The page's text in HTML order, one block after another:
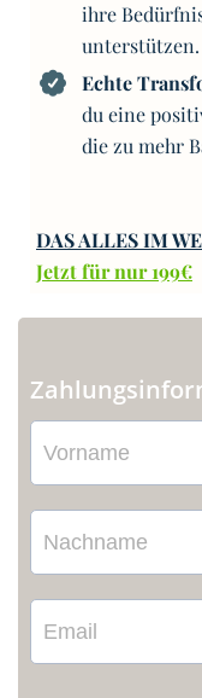
ihre
unterstützen.
Echte
du eine
die zu mehr
DAS ALLES IM
Jetzt für nur 199€